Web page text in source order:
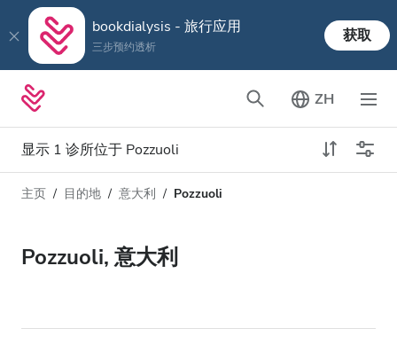
bookdialysis - 旅行应用
三步预约透析
获取
ZH
显示 1 诊所位于 Pozzuoli
透析类型
所有透析
距离
主页 目的地 意大利 Pozzuoli
Pozzuoli, 意大利